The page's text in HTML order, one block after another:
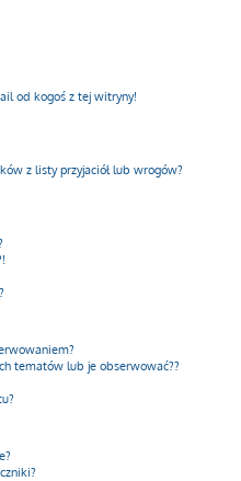
od kogoś z tej witryny!
z listy przyjaciół lub wrogów?
tematów lub je obserwować??